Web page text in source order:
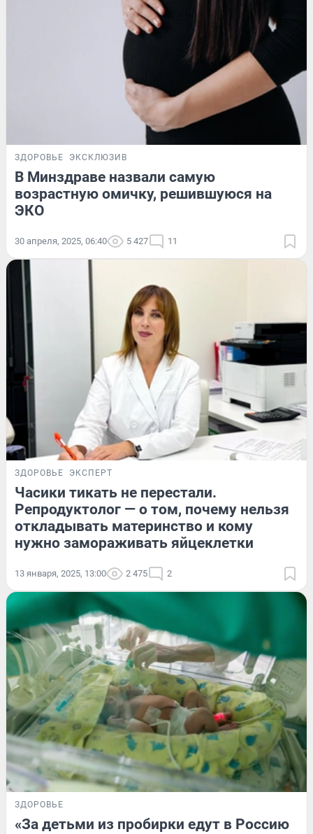
ЗДОРОВЬЕ ЭКСКЛЮЗИВ
В Минздраве назвали самую
возрастную омичку, решившуюся на
ЭКО
30 апреля, 2025, 06:40 5 427 11
ЗДОРОВЬЕ ЭКСПЕРТ
Часики тикать не перестали.
Репродуктолог — о том, почему нельзя
откладывать материнство и кому
нужно замораживать яйцеклетки
13 января, 2025, 13:00 2 475 2
ЗДОРОВЬЕ
«За детьми из пробирки едут в Россию